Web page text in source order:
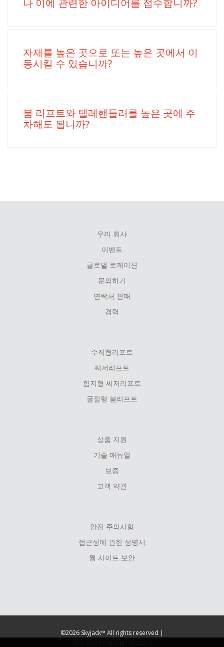
나 이에 관련한 아이디어를 접수합니까?
자재를 높은 곳으로 또는 높은 곳에서 이
동시킬 수 있습니까?
붐 리프트와 텔레핸들러를 높은 곳에 주
차해도 됩니까?
우리 회사
이벤트
글로벌 로케이션
문의하기
연락처 판매
경력
수직형리프트
씨저리프트
험지형 씨저리프트
굴절형 붐리프트
상품 지원
기술 매뉴얼
보증
고객 약관
안전 주의사항
접근성에 관한 성명서
웹 사이트 보안
©2026 Skyjack™ All rights reserved |